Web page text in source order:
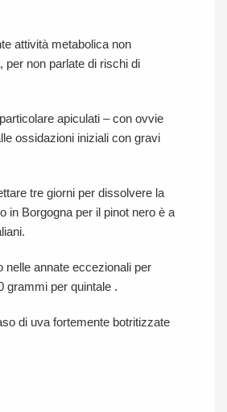
attività metabolica non
per non parlate di rischi di
apiculati – con ovvie
ossidazioni iniziali con gravi
tre giorni per dissolvere la
in Borgogna per il pinot nero è a
nelle annate eccezionali per
grammi per quintale .
di uva fortemente botritizzate